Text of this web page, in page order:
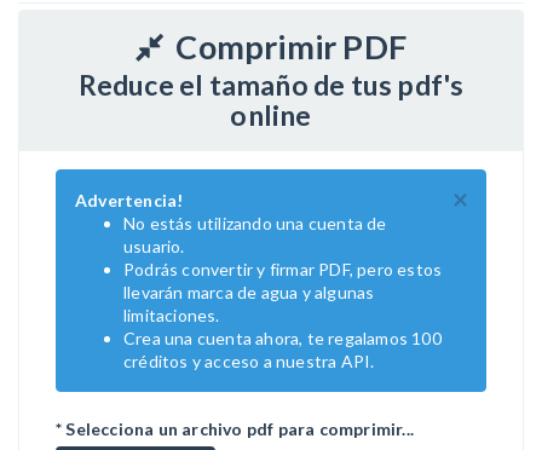
Comprimir PDF
Reduce el tamaño de tus pdf's
online
×
Advertencia!
No estás utilizando una cuenta de
usuario.
Podrás convertir y firmar PDF, pero estos
llevarán marca de agua y algunas
limitaciones.
Crea una cuenta ahora, te regalamos 100
créditos y acceso a nuestra API.
* Selecciona un archivo pdf para comprimir...